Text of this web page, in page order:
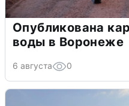
Опубликована
воды в Воронеже
6 августа 0